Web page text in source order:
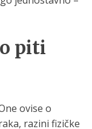
piti
ovise o
razini fizičke